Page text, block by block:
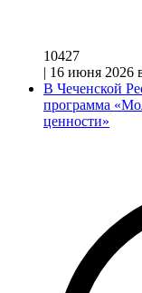
10427
| 16 июня 2026
В Чеченской
программа
ценности»